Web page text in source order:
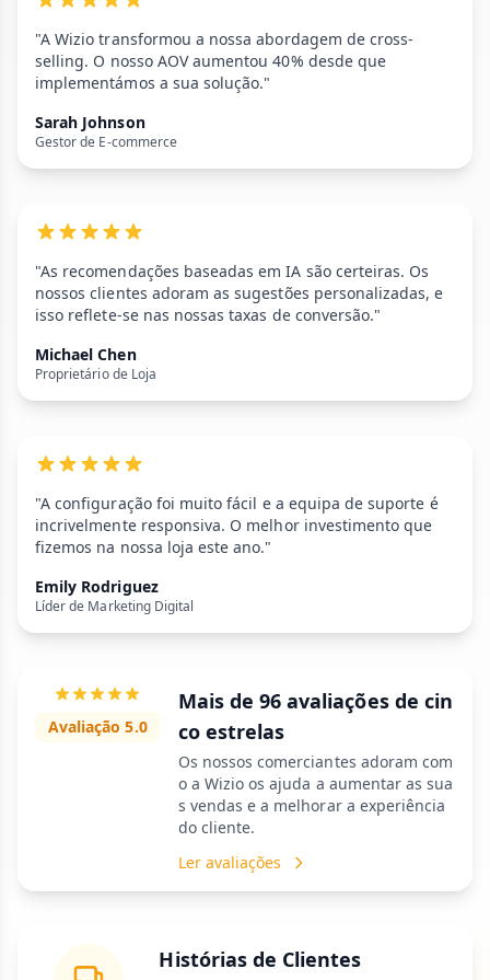
"A Wizio transformou a nossa abordagem de cross-
selling. O nosso AOV aumentou 40% desde que
implementámos a sua solução."
Sarah Johnson
Gestor de E-commerce
"As recomendações baseadas em IA são certeiras. Os
nossos clientes adoram as sugestões personalizadas, e
isso reflete-se nas nossas taxas de conversão."
Michael Chen
Proprietário de Loja
"A configuração foi muito fácil e a equipa de suporte é
incrivelmente responsiva. O melhor investimento que
fizemos na nossa loja este ano."
Emily Rodriguez
Líder de Marketing Digital
Avaliação 5.0
Mais de 96 avaliações de cin
co estrelas
Os nossos comerciantes adoram com
o a Wizio os ajuda a aumentar as sua
s vendas e a melhorar a experiência
do cliente.
Ler avaliações
Histórias de Clientes